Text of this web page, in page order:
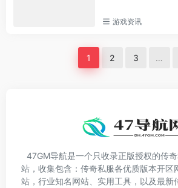
游戏资讯
1 2 3 …
47GM导航是一个只收录正版授权的传
站，收集包含：传奇私服各优质版本开区
站，行业知名网站、实用工具，以及最新